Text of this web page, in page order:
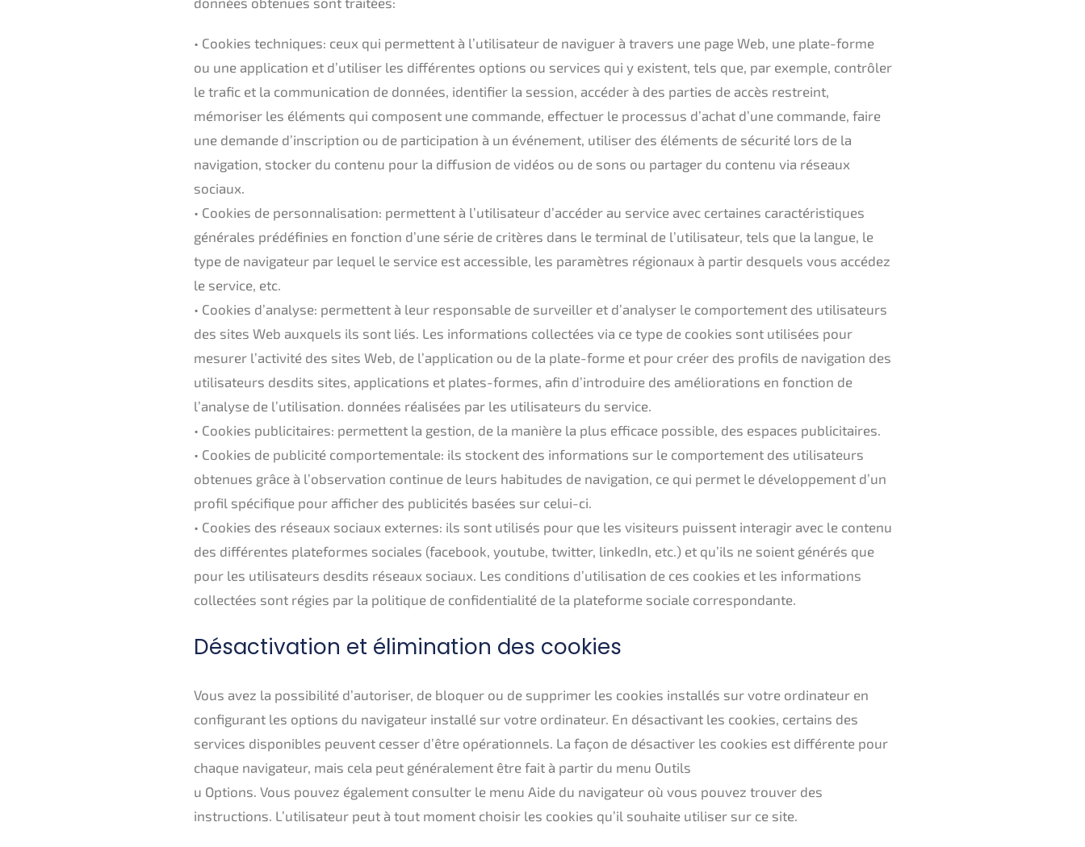
• Cookies techniques: ceux qui permettent à l’utilisateur de naviguer à travers une page Web, une plate-forme
ou une application et d’utiliser les différentes options ou services qui y existent, tels que, par exemple, contrôler
le trafic et la communication de données, identifier la session, accéder à des parties de accès restreint,
mémoriser les éléments qui composent une commande, effectuer le processus d’achat d’une commande, faire
une demande d’inscription ou de participation à un événement, utiliser des éléments de sécurité lors de la
navigation, stocker du contenu pour la diffusion de vidéos ou de sons ou partager du contenu via réseaux
sociaux.
• Cookies de personnalisation: permettent à l’utilisateur d’accéder au service avec certaines caractéristiques
générales prédéfinies en fonction d’une série de critères dans le terminal de l’utilisateur, tels que la langue, le
type de navigateur par lequel le service est accessible, les paramètres régionaux à partir desquels vous accédez
le service, etc.
• Cookies d’analyse: permettent à leur responsable de surveiller et d’analyser le comportement des utilisateurs
des sites Web auxquels ils sont liés. Les informations collectées via ce type de cookies sont utilisées pour
mesurer l’activité des sites Web, de l’application ou de la plate-forme et pour créer des profils de navigation des
utilisateurs desdits sites, applications et plates-formes, afin d’introduire des améliorations en fonction de
l’analyse de l’utilisation. données réalisées par les utilisateurs du service.
• Cookies publicitaires: permettent la gestion, de la manière la plus efficace possible, des espaces publicitaires.
• Cookies de publicité comportementale: ils stockent des informations sur le comportement des utilisateurs
obtenues grâce à l’observation continue de leurs habitudes de navigation, ce qui permet le développement d’un
profil spécifique pour afficher des publicités basées sur celui-ci.
• Cookies des réseaux sociaux externes: ils sont utilisés pour que les visiteurs puissent interagir avec le contenu
des différentes plateformes sociales (facebook, youtube, twitter, linkedIn, etc.) et qu’ils ne soient générés que
pour les utilisateurs desdits réseaux sociaux. Les conditions d’utilisation de ces cookies et les informations
collectées sont régies par la politique de confidentialité de la plateforme sociale correspondante.
Désactivation et élimination des cookies
Vous avez la possibilité d’autoriser, de bloquer ou de supprimer les cookies installés sur votre ordinateur en
configurant les options du navigateur installé sur votre ordinateur. En désactivant les cookies, certains des
services disponibles peuvent cesser d’être opérationnels. La façon de désactiver les cookies est différente pour
chaque navigateur, mais cela peut généralement être fait à partir du menu Outils
u Options. Vous pouvez également consulter le menu Aide du navigateur où vous pouvez trouver des
instructions. L’utilisateur peut à tout moment choisir les cookies qu’il souhaite utiliser sur ce site.